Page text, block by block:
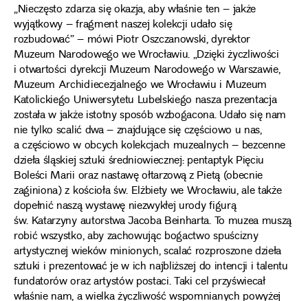
„Nieczęsto zdarza się okazja, aby właśnie ten – jakże
wyjątkowy – fragment naszej kolekcji udało się
rozbudować” – mówi Piotr Oszczanowski, dyrektor
Muzeum Narodowego we Wrocławiu. „Dzięki życzliwości
i otwartości dyrekcji Muzeum Narodowego w Warszawie,
Muzeum Archidiecezjalnego we Wrocławiu i Muzeum
Katolickiego Uniwersytetu Lubelskiego nasza prezentacja
została w jakże istotny sposób wzbogacona. Udało się nam
nie tylko scalić dwa – znajdujące się częściowo u nas,
a częściowo w obcych kolekcjach muzealnych – bezcenne
dzieła śląskiej sztuki średniowiecznej: pentaptyk Pięciu
Boleści Marii oraz nastawę ołtarzową z Pietą (obecnie
zaginiona) z kościoła św. Elżbiety we Wrocławiu, ale także
dopełnić naszą wystawę niezwykłej urody figurą
św. Katarzyny autorstwa Jacoba Beinharta. To muzea muszą
robić wszystko, aby zachowując bogactwo spuścizny
artystycznej wieków minionych, scalać rozproszone dzieła
sztuki i prezentować je w ich najbliższej do intencji i talentu
fundatorów oraz artystów postaci. Taki cel przyświecał
właśnie nam, a wielka życzliwość wspomnianych powyżej